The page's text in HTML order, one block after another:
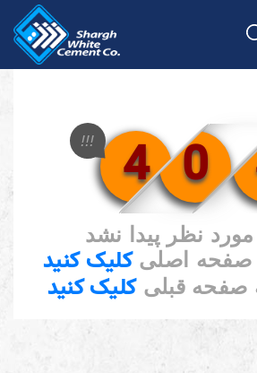
4 0
!!!
نظر پیدا نشد
صفحه اصلیکلیک کنید
صفحه قبلیکلیک کنید